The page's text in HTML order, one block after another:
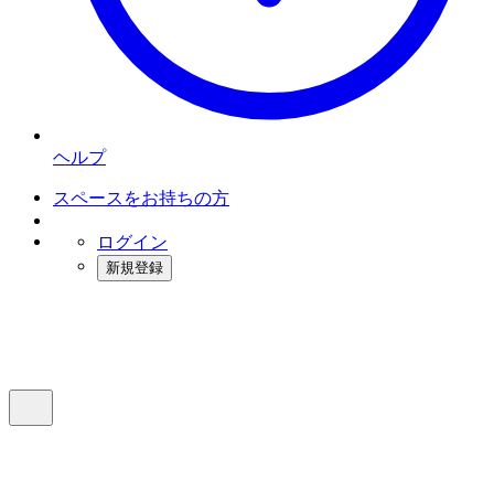
ヘルプ
スペースをお持ちの方
ログイン
新規登録